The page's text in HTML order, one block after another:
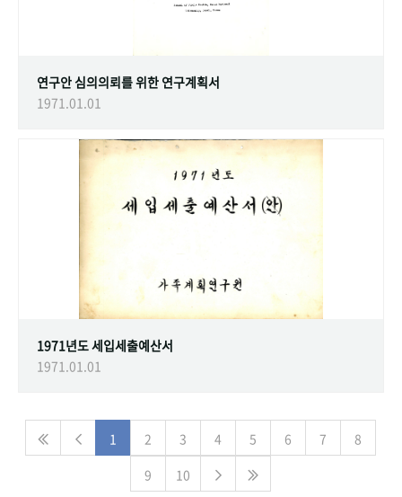
연구안 심의의뢰를 위한 연구계획서
1971.01.01
1971년도 세입세출예산서
1971.01.01
1 2 3 4 5 6 7
8
9
10